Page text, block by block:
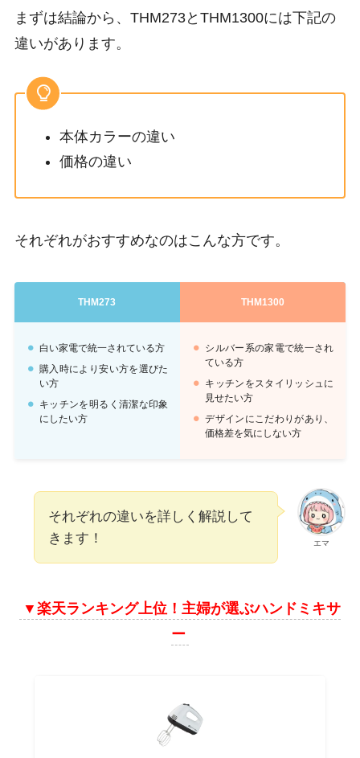
まずは結論から、THM273とTHM1300には下記の
違いがあります。
本体カラーの違い
価格の違い
それぞれがおすすめなのはこんな方です。
THM273 THM1300
白い家電で統一されている方
購入時により安い方を選びた
い方
キッチンを明るく清潔な印象
にしたい方
シルバー系の家電で統一され
ている方
キッチンをスタイリッシュに
見せたい方
デザインにこだわりがあり、
価格差を気にしない方
エマ
それぞれの違いを詳しく解説して
きます！
▼ 楽天ランキング上位！主婦が選ぶハンドミキサ
ー